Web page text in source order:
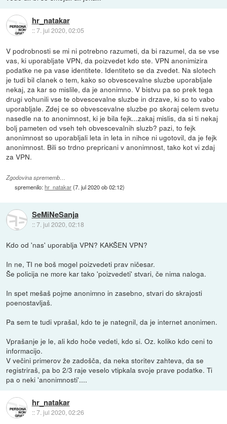
hr_natakar
::7. jul 2020, 02:05
V podrobnosti se mi ni potrebno razumeti, da bi razumel, da se vse
vas, ki uporabljate VPN, da poizvedet kdo ste. VPN anonimizira
podatke ne pa vase identitete. Identiteto se da zvedet. Na slotech
je tudi bil clanek o tem, kako so obvescevalne sluzbe uporabljale
nekaj, za kar so mislile, da je anonimno. V bistvu pa so prek tega
drugi vohunili vse te obvescevalne sluzbe in drzave, ki so to vabo
uporabljale. Zdej ce so obvescevalne sluzbe po skoraj celem svetu
nasedle na to anonimnost, ki je bila fejk...zakaj mislis, da si ti nekaj
bolj pameten od vseh teh obvescevalnih sluzb? pazi, to fejk
anonimnost so uporabljali leta in leta in nihce ni ugotovil, da je fejk
anonimnost. Bili so trdno prepricani v anonimnost, tako kot vi zdaj
za VPN.
Zgodovina sprememb…
spremenilo:hr_natakar(7. jul 2020 ob 02:12)
SeMiNeSanja
::7. jul 2020, 02:18
Kdo od 'nas' uporablja VPN? KAKŠEN VPN?
In ne, TI ne boš mogel poizvedeti prav ničesar.
Še policija ne more kar tako 'poizvedeti' stvari, če nima naloga.
In spet mešaš pojme anonimno in zasebno, stvari do skrajosti
poenostavljaš.
Pa sem te tudi vprašal, kdo te je nategnil, da je internet anonimen.
Vprašanje je le, ali kdo hoče vedeti, kdo si. Oz. koliko kdo ceni to
informacijo.
V večini primerov že zadošča, da neka storitev zahteva, da se
registriraš, pa bo 2/3 raje veselo vtipkala svoje prave podatke. Ti
pa o neki 'anonimnosti'....
hr_natakar
::7. jul 2020, 02:26